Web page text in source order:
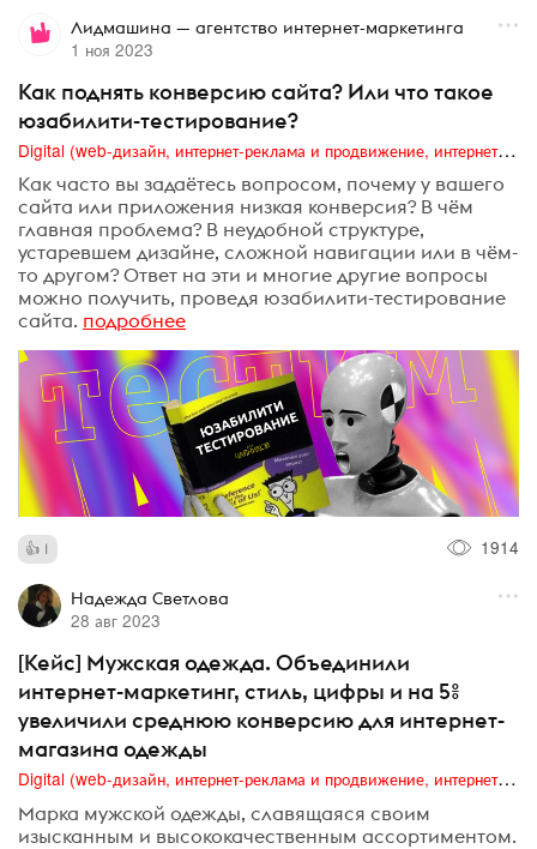
Лидмашина — агентство интернет-маркетинга
1 ноя 2023
Как поднять конверсию сайта? Или что такое
юзабилити-тестирование?
Digital (web-дизайн, интернет-реклама и продвижение, интернет-сообщества и блоги, интернет-коммуникации, мобильный маркетинг, реклама на цифровых экранах)
Как часто вы задаётесь вопросом, почему у вашего
сайта или приложения низкая конверсия? В чём
главная проблема? В неудобной структуре,
устаревшем дизайне, сложной навигации или в чём-
то другом? Ответ на эти и многие другие вопросы
можно получить, проведя юзабилити-тестирование
сайта. подробнее
1 1914
Надежда Светлова
28 авг 2023
[Кейс] Мужская одежда. Объединили
интернет-маркетинг, стиль, цифры и на 5%
увеличили среднюю конверсию для интернет-
магазина одежды
Digital (web-дизайн, интернет-реклама и продвижение, интернет-сообщества и блоги, интернет-коммуникации, мобильный маркетинг, реклама на цифровых экранах)
Марка мужской одежды, славящаяся своим
изысканным и высококачественным ассортиментом.